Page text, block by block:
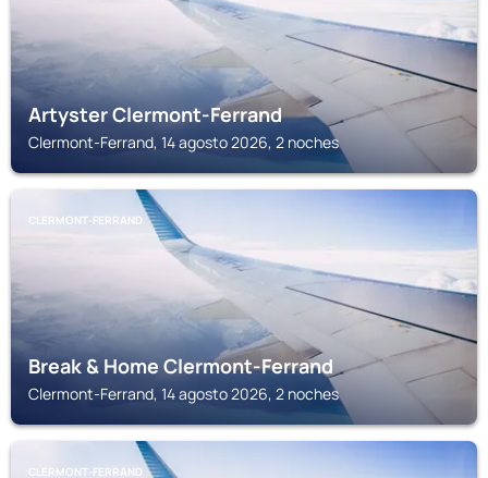
Artyster Clermont-Ferrand
Clermont-Ferrand, 14 agosto 2026, 2 noches
CLERMONT-FERRAND
Break & Home Clermont-Ferrand
Clermont-Ferrand, 14 agosto 2026, 2 noches
CLERMONT-FERRAND